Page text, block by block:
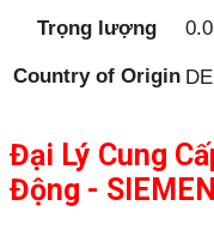
Trọng lượng
Country of Origin DE
Đại Lý Cung
Động -